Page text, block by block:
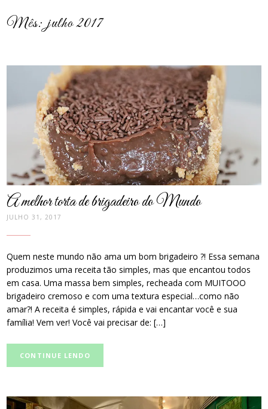
Mês:julho 2017
A melhor torta de brigadeiro do Mundo
JULHO 31, 2017
Quem neste mundo não ama um bom brigadeiro ?! Essa semana
produzimos uma receita tão simples, mas que encantou todos
em casa. Uma massa bem simples, recheada com MUITOOO
brigadeiro cremoso e com uma textura especial…como não
amar?! A receita é simples, rápida e vai encantar você e sua
família! Vem ver! Você vai precisar de: […]
CONTINUE LENDO
post